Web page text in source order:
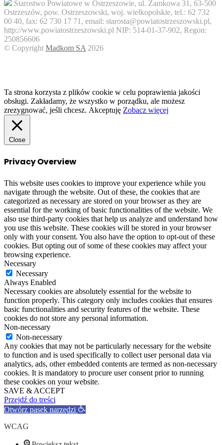
Starostwo Powiatowe w Ostrzeszowie, ul. Zamkowa 31, 63-500
Ostrzeszów, pow. Ostrzeszowski, woj. wielkopolskie, tel.: 62 732
00 40, fax: 62 730 17 71, email: starosta@powiatostrzeszowski.pl,
http://www.powiatostrzeszowski.pl NIP: 514-01-37-902, Regon:
250856606
© Copyright Madkom SA 2026
Ta strona korzysta z plików cookie w celu poprawienia jakości
obsługi. Zakładamy, że wszystko w porządku, ale możesz
zrezygnować, jeśli chcesz. Akceptuję Zobacz więcej
Close
Privacy Overview
This website uses cookies to improve your experience while you
navigate through the website. Out of these, the cookies that are
categorized as necessary are stored on your browser as they are
essential for the working of basic functionalities of the website. We
also use third-party cookies that help us analyze and understand how
you use this website. These cookies will be stored in your browser
only with your consent. You also have the option to opt-out of these
cookies. But opting out of some of these cookies may affect your
browsing experience.
Necessary
Necessary
Always Enabled
Necessary cookies are absolutely essential for the website to
function properly. This category only includes cookies that ensures
basic functionalities and security features of the website. These
cookies do not store any personal information.
Non-necessary
Non-necessary
Any cookies that may not be particularly necessary for the website
to function and is used specifically to collect user personal data via
analytics, ads, other embedded contents are termed as non-necessary
cookies. It is mandatory to procure user consent prior to running
these cookies on your website.
SAVE & ACCEPT
Przejdź do treści
Otwórz pasek narzędzi
WCAG